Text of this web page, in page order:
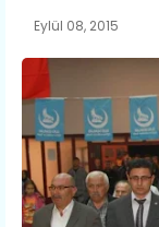
Eylül 08, 2015